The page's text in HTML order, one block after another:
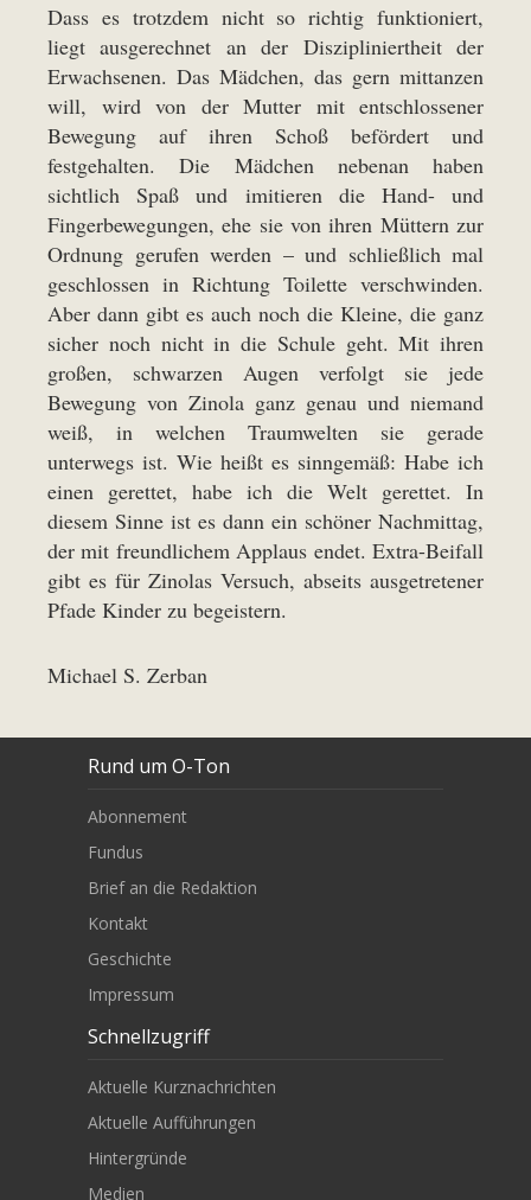
Dass es trotzdem nicht so richtig funktioniert,
liegt ausgerechnet an der Diszipliniertheit der
Erwachsenen. Das Mädchen, das gern mittanzen
will, wird von der Mutter mit entschlossener
Bewegung auf ihren Schoß befördert und
festgehalten. Die Mädchen nebenan haben
sichtlich Spaß und imitieren die Hand- und
Fingerbewegungen, ehe sie von ihren Müttern zur
Ordnung gerufen werden – und schließlich mal
geschlossen in Richtung Toilette verschwinden.
Aber dann gibt es auch noch die Kleine, die ganz
sicher noch nicht in die Schule geht. Mit ihren
großen, schwarzen Augen verfolgt sie jede
Bewegung von Zinola ganz genau und niemand
weiß, in welchen Traumwelten sie gerade
unterwegs ist. Wie heißt es sinngemäß: Habe ich
einen gerettet, habe ich die Welt gerettet. In
diesem Sinne ist es dann ein schöner Nachmittag,
der mit freundlichem Applaus endet. Extra-Beifall
gibt es für Zinolas Versuch, abseits ausgetretener
Pfade Kinder zu begeistern.
Michael S. Zerban
Rund um O-Ton
Abonnement
Fundus
Brief an die Redaktion
Kontakt
Geschichte
Impressum
Schnellzugriff
Aktuelle Kurznachrichten
Aktuelle Aufführungen
Hintergründe
Medien